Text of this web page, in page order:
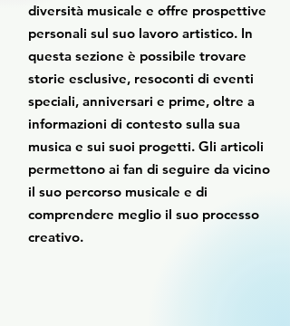
diversità musicale e offre prospettive
personali sul suo lavoro artistico. In
questa sezione è possibile trovare
storie esclusive, resoconti di eventi
speciali, anniversari e prime, oltre a
informazioni di contesto sulla sua
musica e sui suoi progetti. Gli articoli
permettono ai fan di seguire da vicino
il suo percorso musicale e di
comprendere meglio il suo processo
creativo.